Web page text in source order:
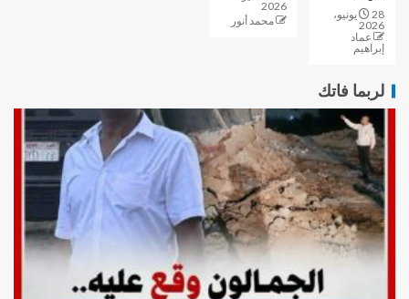
28 يونيو،
2026
عماد
إبراهيم
2026
محمد أنور
لربما فاتك